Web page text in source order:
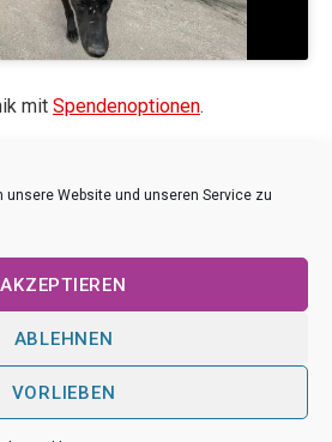
unsere Website und unseren Service zu
AKZEPTIEREN
ABLEHNEN
VORLIEBEN
mit Spendenoptionen.
.
|Datenschutz